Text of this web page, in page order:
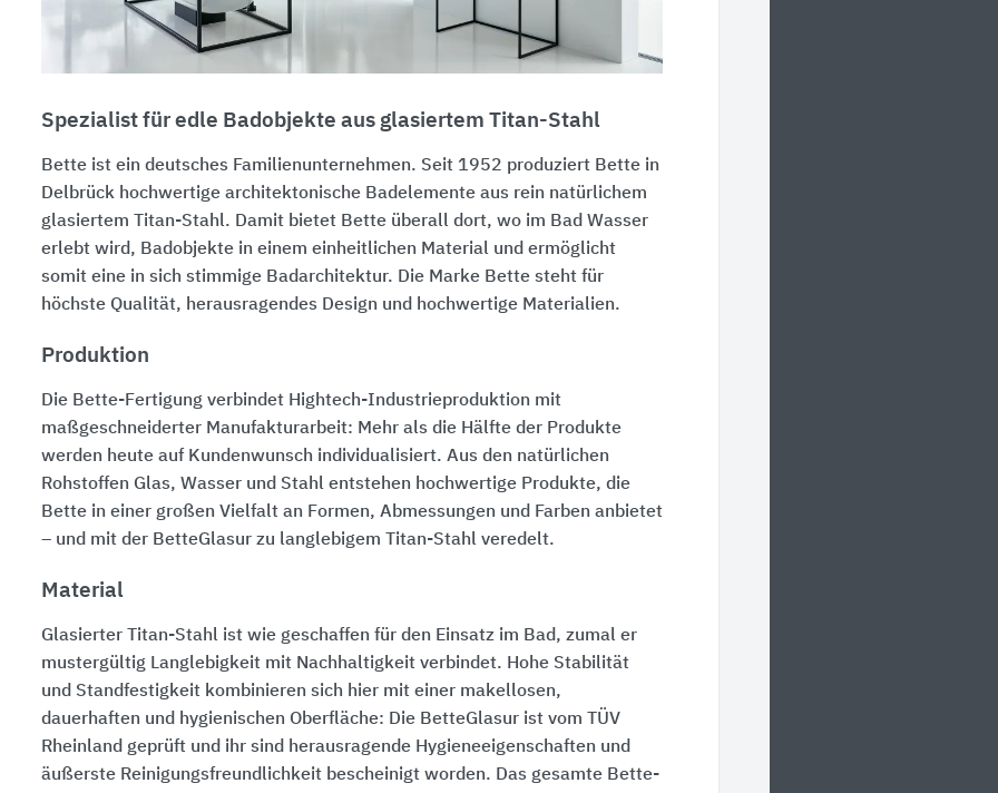
Spezialist für edle Badobjekte aus glasiertem Titan-Stahl
Bette ist ein deutsches Familienunternehmen. Seit 1952 produziert Bette in
Delbrück hochwertige architektonische Badelemente aus rein natürlichem
glasiertem Titan-Stahl. Damit bietet Bette überall dort, wo im Bad Wasser
erlebt wird, Badobjekte in einem einheitlichen Material und ermöglicht
somit eine in sich stimmige Badarchitektur. Die Marke Bette steht für
höchste Qualität, herausragendes Design und hochwertige Materialien.
Produktion
Die Bette-Fertigung verbindet Hightech-Industrieproduktion mit
maßgeschneiderter Manufakturarbeit: Mehr als die Hälfte der Produkte
werden heute auf Kundenwunsch individualisiert. Aus den natürlichen
Rohstoffen Glas, Wasser und Stahl entstehen hochwertige Produkte, die
Bette in einer großen Vielfalt an Formen, Abmessungen und Farben anbietet
– und mit der BetteGlasur zu langlebigem Titan-Stahl veredelt.
Material
Glasierter Titan-Stahl ist wie geschaffen für den Einsatz im Bad, zumal er
mustergültig Langlebigkeit mit Nachhaltigkeit verbindet. Hohe Stabilität
und Standfestigkeit kombinieren sich hier mit einer makellosen,
dauerhaften und hygienischen Oberfläche: Die BetteGlasur ist vom TÜV
Rheinland geprüft und ihr sind herausragende Hygieneeigenschaften und
äußerste Reinigungsfreundlichkeit bescheinigt worden. Das gesamte Bette-